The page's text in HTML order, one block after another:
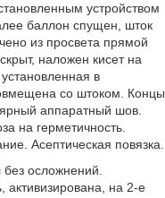
устройством
баллон спущен, шток
из просвета прямой
наложен кисет на
в
со штоком. Концы
аппаратный шов.
на герметичность.
Асептическая повязка.
осложнений.
активизирована, на 2-е